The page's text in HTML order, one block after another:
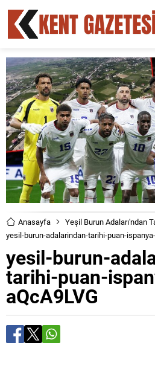
Anasayfa
Yeşil Burun Adaları'ndan
yesil-burun-adalarindan-tarihi-puan-
yesil-burun-
tarihi-puan-
aQcA9LVG